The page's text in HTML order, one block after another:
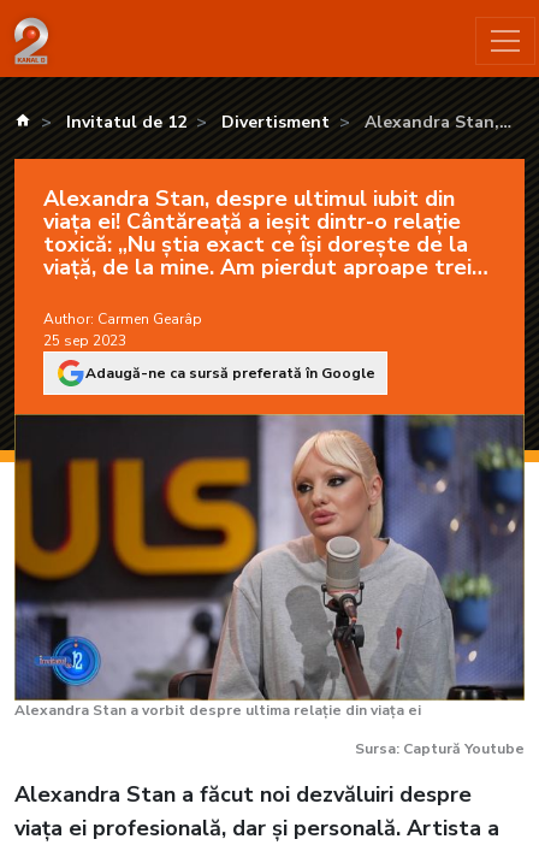
Alexandra Stan, despre ultimul iubit din viața ei! Cântăreață
kanald.ro
Invitatul de 12 Divertisment
Alexandra Stan,
Cântăreață a ieșit
dintr-o relație toxică:
„Nu știa exact ce își
dorește de la viață, de
Alexandra Stan, despre ultimul iubit din
viața ei! Cântăreață a ieșit dintr-o relație
toxică: „Nu știa exact ce își dorește de la
viață, de la mine. Am pierdut aproape trei
Author: Carmen Gearâp
25 sep 2023
Adaugă-ne ca sursă preferată în Google
Alexandra Stan a vorbit despre ultima relație din viața ei
Sursa: Captură Youtube
Alexandra Stan a făcut noi dezvăluiri despre
viața ei profesională, dar și personală. Artista a